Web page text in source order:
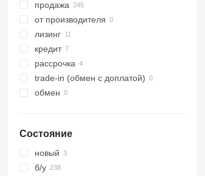
продажа
от производителя
лизинг
кредит
рассрочка
trade-in (обмен с доплатой)
обмен
Состояние
новый
б/у